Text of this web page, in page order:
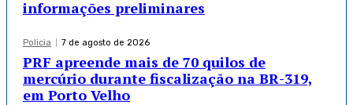
informações preliminares
Policia 7 de agosto de 2026
PRF apreende mais de 70 quilos de
mercúrio durante fiscalização na BR-319,
em Porto Velho